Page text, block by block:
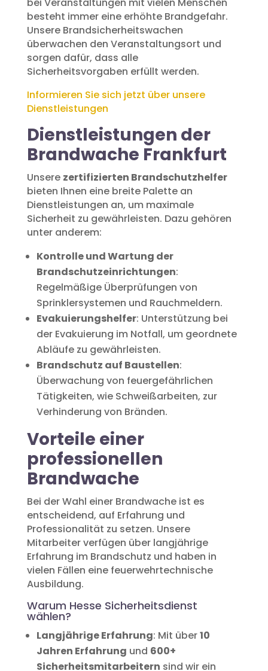
besteht immer eine erhöhte Brandgefahr.
Unsere Brandsicherheitswachen
überwachen den Veranstaltungsort und
sorgen dafür, dass alle
Sicherheitsvorgaben erfüllt werden.
Informieren Sie sich jetzt über unsere
Dienstleistungen
Dienstleistungen der
Brandwache Frankfurt
Unsere zertifizierten Brandschutzhelfer
bieten Ihnen eine breite Palette an
Dienstleistungen an, um maximale
Sicherheit zu gewährleisten. Dazu gehören
unter anderem:
Kontrolle und Wartung der
Brandschutzeinrichtungen:
Regelmäßige Überprüfungen von
Sprinklersystemen und Rauchmeldern.
Evakuierungshelfer: Unterstützung bei
der Evakuierung im Notfall, um geordnete
Abläufe zu gewährleisten.
Brandschutz auf Baustellen:
Überwachung von feuergefährlichen
Tätigkeiten, wie Schweißarbeiten, zur
Verhinderung von Bränden.
Vorteile einer
professionellen
Brandwache
Bei der Wahl einer Brandwache ist es
entscheidend, auf Erfahrung und
Professionalität zu setzen. Unsere
Mitarbeiter verfügen über langjährige
Erfahrung im Brandschutz und haben in
vielen Fällen eine feuerwehrtechnische
Ausbildung.
Warum Hesse Sicherheitsdienst
wählen?
Langjährige Erfahrung: Mit über10
Jahren Erfahrung und 600+
Sicherheitsmitarbeitern sind wir ein